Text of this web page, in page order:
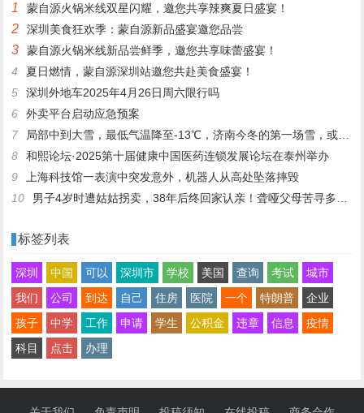
1 蒙自源火锅米线双星闪耀，邀您共享辣爽夏日盛宴！
2 深圳美食狂欢季：蒙自源新品盛宴邀您品尝
3
蒙自源火锅米线新品尝鲜季，邀您共享味蕾盛宴！
4
夏日燃情，蒙自源深圳站邀您共赴美食盛宴！
5
深圳外地车2025年4月26日周六限行吗
6
外卖平台启动应急预案
7
局部中到大雪，最低气温降至-13℃，济南今冬的第一场雪，或跟去年同一时间！
8
和熙论坛·2025第十届健康中国医药连锁发展论坛在泰州举办
9
上海科技馆一表演中突发意外，机器人从高处坠落摔毁
10
男子4岁时遭姑姑拐卖，38年后终回家认亲！聋哑父母苦寻多年，母亲已抱憾离世丨红星寻人
标签列表
深圳 中国 可以 深圳市 学校 美国 查询 考试
城市
我们
公司 到达 自己 住房 医院 一个 特朗普
企业
孩子
中学 工作 申请 学生 公积金 违章 信息
疫情
科目
点击 办理